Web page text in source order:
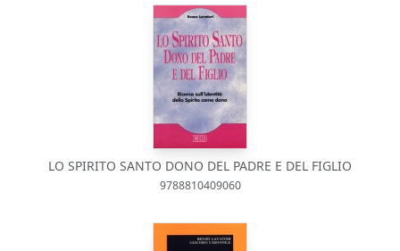
LO SPIRITO SANTO DONO DEL PADRE E DEL FIGLIO
9788810409060